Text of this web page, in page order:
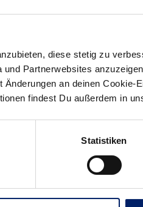
diese stetig zu
Partnerwebsites
an deinen Cookie-
findest Du außerdem in
Statistiken